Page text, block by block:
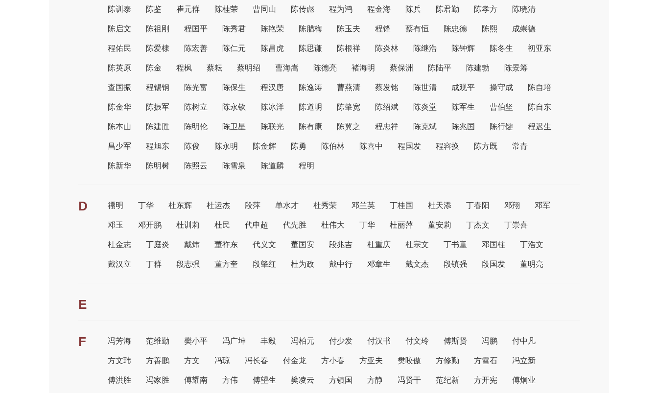
陈训泰 陈鉴 崔元群 陈桂荣 曹同山 陈传彪 程为鸿 程金海 陈兵 陈君勤 陈孝方 陈晓清
陈启文 陈祖刚 程国平 陈秀君 陈艳荣 陈腊梅 陈玉夫 程锋 蔡有恒 陈忠德 陈熙 成崇德
程佑民 陈爱棣 陈宏善 陈仁元 陈昌虎 陈思谦 陈根祥 陈炎林 陈继浩 陈钟辉 陈冬生 初亚东
陈英原 陈金 程枫 蔡耘 蔡明绍 曹海嵩 陈德亮 褚海明 蔡保洲 陈陆平 陈建勃 陈景筹
查国振 程锡钢 陈光富 陈保生 程汉唐 陈逸涛 曹燕清 蔡发铭 陈世清 成观平 操守成 陈自培
陈金华 陈振军 陈树立 陈永钦 陈冰洋 陈道明 陈肇宽 陈绍斌 陈炎堂 陈军生 曹伯坚 陈自东
陈本山 陈建胜 陈明伦 陈卫星 陈联光 陈有康 陈翼之 程忠祥 陈克斌 陈兆国 陈行键 程迟生
昌少军 程旭东 陈俊 陈永明 陈金辉 陈勇 陈伯林 陈喜中 程国发 程容换 陈方既 常青
陈新华 陈明树 陈照云 陈雪泉 陈道麟 程明
D 禤明 丁华 杜东辉 杜运杰 段萍 单水才 杜秀荣 邓兰英 丁桂国 杜天添 丁春阳 邓翔 邓军
邓玉 邓开鹏 杜训莉 杜民 代申超 代先胜 杜伟大 丁华 杜丽萍 董安莉 丁杰文 丁崇喜
杜金志 丁庭炎 戴炜 董祚东 代义文 董国安 段兆吉 杜重庆 杜宗文 丁书童 邓国柱 丁浩文
戴汉立 丁群 段志强 董方奎 段肇红 杜为政 戴中行 邓章生 戴文杰 段镇强 段国发 董明亮
E
F 冯芳海 范维勤 樊小平 冯广坤 丰毅 冯柏元 付少发 付汉书 付文玲 傅斯贤 冯鹏 付中凡
方文玮 方善鹏 方文 冯琼 冯长春 付金龙 方小春 方亚夫 樊咬傲 方修勤 方雪石 冯立新
傅洪胜 冯家胜 傅耀南 方伟 傅望生 樊凌云 方镇国 方静 冯贤干 范纪新 方开宪 傅炯业